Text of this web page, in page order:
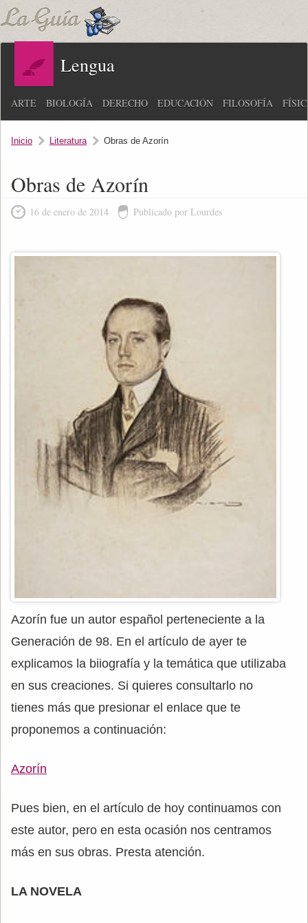
Lengua
ARTE BIOLOGÍA DERECHO EDUCACIÓN FILOSOFÍA
Inicio Literatura Obras de Azorín
Obras de Azorín
16 de enero de 2014 Publicado por Lourdes
Azorín fue un autor español perteneciente a la
Generación de 98. En el artículo de ayer te
explicamos la biiografía y la temática que utilizaba
en sus creaciones. Si quieres consultarlo no
tienes más que presionar el enlace que te
proponemos a continuación:
Azorín
Pues bien, en el artículo de hoy continuamos con
este autor, pero en esta ocasión nos centramos
más en sus obras. Presta atención.
LA NOVELA